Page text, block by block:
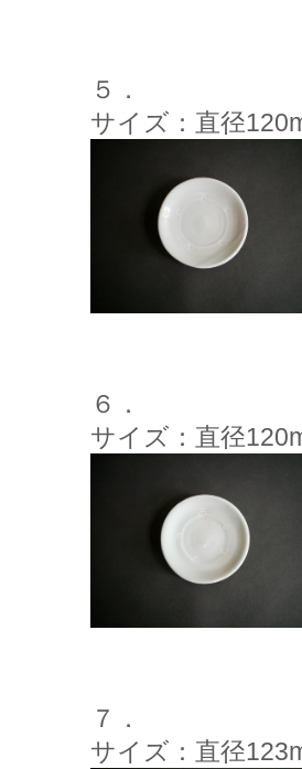
５．
サイズ：直径
６．
サイズ：直径
７．
サイズ：直径